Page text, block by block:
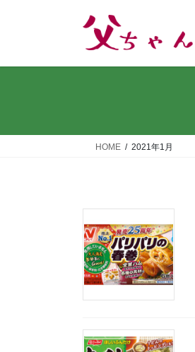
HOME 2021年1月